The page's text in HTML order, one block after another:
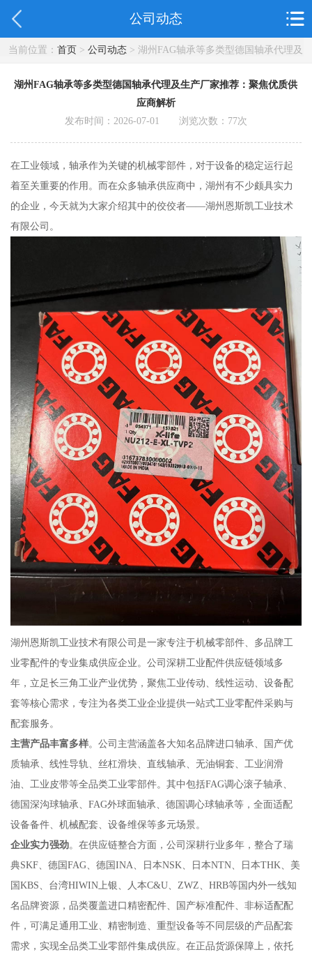
公司动态
当前位置： 首页> 公司动态> 湖州FAG轴承等多类型德国轴承代理及
湖州FAG轴承等多类型德国轴承代理及生产厂家推荐：聚焦优质供
应商解析
发布时间：2026-07-01 浏览次数： 77次
在工业领域，轴承作为关键的机械零部件，对于设备的稳定运行起
着至关重要的作用。而在众多轴承供应商中，湖州有不少颇具实力
的企业，今天就为大家介绍其中的佼佼者——湖州恩斯凯工业技术
有限公司。
湖州恩斯凯工业技术有限公司是一家专注于机械零部件、多品牌工
业零配件的专业集成供应企业。公司深耕工业配件供应链领域多
年，立足长三角工业产业优势，聚焦工业传动、线性运动、设备配
套等核心需求，专注为各类工业企业提供一站式工业零配件采购与
配套服务。
主营产品丰富多样。公司主营涵盖各大知名品牌进口轴承、国产优
质轴承、线性导轨、丝杠滑块、直线轴承、无油铜套、工业润滑
油、工业皮带等全品类工业零部件。其中包括FAG调心滚子轴承、
德国深沟球轴承、FAG外球面轴承、德国调心球轴承等，全面适配
设备备件、机械配套、设备维保等多元场景。
企业实力强劲。在供应链整合方面，公司深耕行业多年，整合了瑞
典SKF、德国FAG、德国INA、日本NSK、日本NTN、日本THK、美
国KBS、台湾HIWIN上银、人本C&U、ZWZ、HRB等国内外一线知
名品牌资源，品类覆盖进口精密配件、国产标准配件、非标适配配
件，可满足通用工业、精密制造、重型设备等不同层级的产品配套
需求，实现全品类工业零部件集成供应。在正品货源保障上，依托